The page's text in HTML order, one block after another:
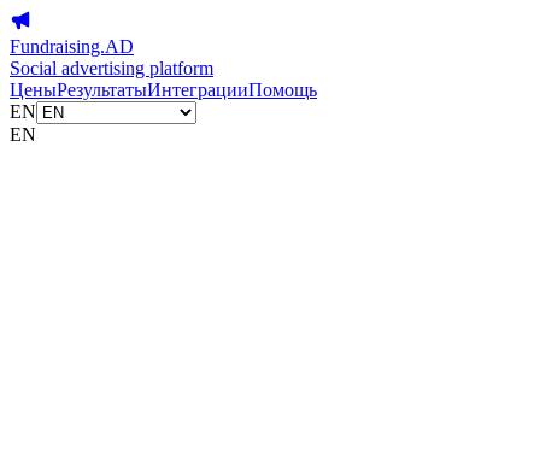
Fundraising.AD
Social advertising platform
ЦеныРезультатыИнтеграцииПомощь
EN
EN